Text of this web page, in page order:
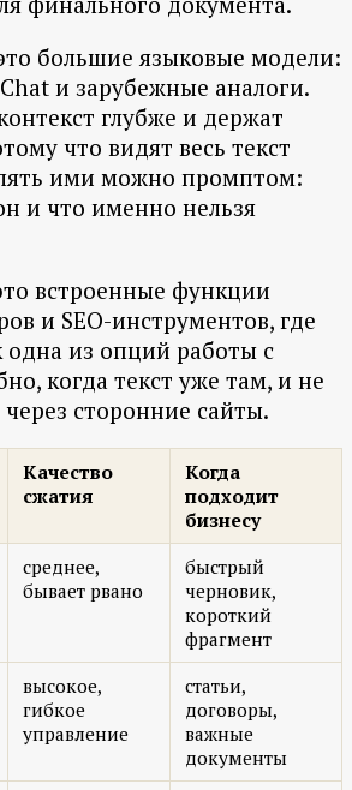
большие языковые модели:
и зарубежные аналоги.
глубже и держат
что видят весь текст
ими можно промптом:
и что именно нельзя
встроенные функции
и SEO-инструментов, где
одна из опций работы с
когда текст уже там, и не
сторонние сайты.
Качество
сжатия
Когда
подходит
бизнесу
среднее,
бывает рвано
быстрый
черновик,
короткий
фрагмент
высокое,
гибкое
управление
статьи,
договоры,
важные
документы